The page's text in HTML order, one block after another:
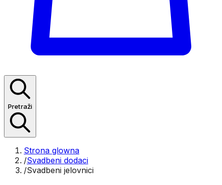
Pretraži
Strona glowna
/Svadbeni dodaci
/Svadbeni jelovnici